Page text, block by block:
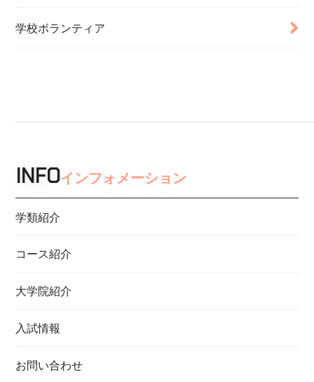
学校ボランティア
INFOインフォメーション
学類紹介
コース紹介
大学院紹介
入試情報
お問い合わせ